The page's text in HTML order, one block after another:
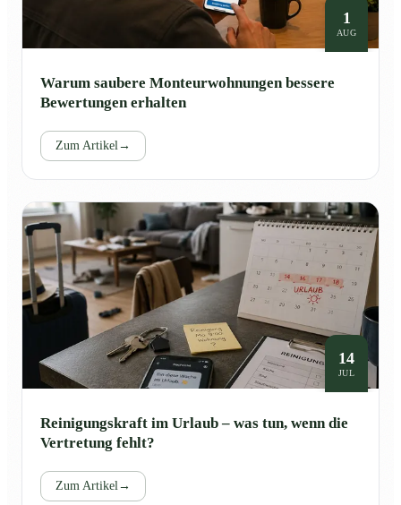
1
AUG
Warum saubere Monteurwohnungen bessere
Bewertungen erhalten
Zum Artikel→
14
JUL
Reinigungskraft im Urlaub – was tun, wenn die
Vertretung fehlt?
Zum Artikel→